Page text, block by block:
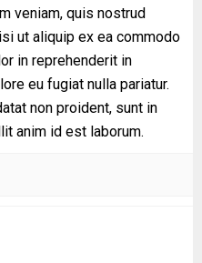
veniam, quis nostrud
ut aliquip ex ea commodo
in reprehenderit in
eu fugiat nulla pariatur.
non proident, sunt in
anim id est laborum.